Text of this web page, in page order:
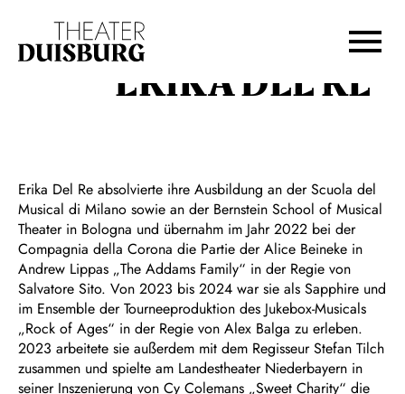
Zur Hauptnavigation springen
Zum Footer springenERIKA DEL RE
Erika Del Re absolvierte ihre Ausbildung an der Scuola del
Musical di Milano sowie an der Bernstein School of Musical
Theater in Bologna und übernahm im Jahr 2022 bei der
Compagnia della Corona die Partie der Alice Beineke in
Andrew Lippas „The Addams Family“ in der Regie von
Salvatore Sito. Von 2023 bis 2024 war sie als Sapphire und
im Ensemble der Tourneeproduktion des Jukebox-Musicals
„Rock of Ages“ in der Regie von Alex Balga zu erleben.
2023 arbeitete sie außerdem mit dem Regisseur Stefan Tilch
zusammen und spielte am Landestheater Niederbayern in
seiner Inszenierung von Cy Colemans „Sweet Charity“ die